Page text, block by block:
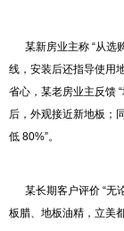
某新房业主称 “从选
线，安装后还指导使用
省心，某老房业主反馈
后，外观接近新地板；
低 80%”。
某长期客户评价 “无
板腊、地板油精，立美